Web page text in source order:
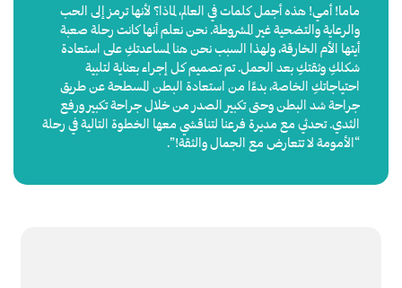
ماما! أمي! هذه أجمل كلمات في العالم، لماذا؟ لأنها ترمز إلى الحب
والرعاية والتضحية غير المشروطة. نحن نعلم أنها كانت رحلة صعبة
أيتها الأم الخارقة، ولهذا السبب نحن هنا لمساعدتكِ على استعادة
شكلكِ وثقتكِ بعد الحمل. تم تصميم كل إجراء بعناية لتلبية
احتياجاتكِ الخاصة، بدءًا من استعادة البطن المسطحة عن طريق
جراحة شد البطن وحتى تكبير الصدر من خلال جراحة تكبير ورفع
الثدي. تحدثي مع مديرة فرعنا لتناقشي معها الخطوة التالية في رحلة
“الأمومة لا تتعارض مع الجمال والثقة!”.